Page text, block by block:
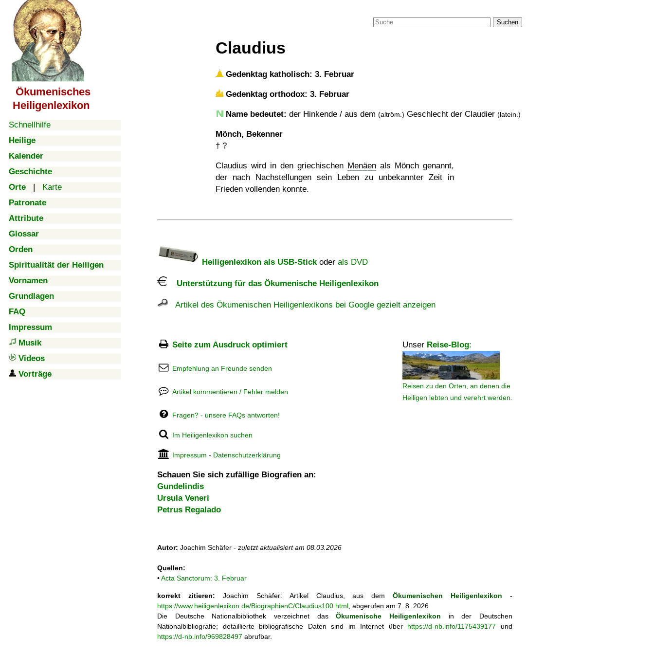
Ökumenisches
Heiligenlexikon
Schnellhilfe
Heilige
Kalender
Geschichte
Orte | Karte
Patronate
Attribute
Glossar
Orden
Spiritualität der Heiligen
Vornamen
Grundlagen
FAQ
Impressum
Musik
Videos
Vorträge
Suchen
Claudius
Gedenktag katholisch: 3. Februar
Gedenktag orthodox: 3. Februar
Name bedeutet: der Hinkende / aus dem (altröm.) Geschlecht der Claudier (latein.)
Mönch, Bekenner
† ?
Claudius wird in den griechischen Menäen als Mönch genannt,
der nach Nachstellungen sein Leben zu unbekannter Zeit in
Frieden vollenden konnte.
Heiligenlexikon als USB-Stickoder als DVD
Unterstützung für das Ökumenische Heiligenlexikon
Artikel des Ökumenischen Heiligenlexikons bei Google gezielt anzeigen
Seite zum Ausdruck optimiert Unser Reise-Blog:
Reisen zu den Orten, an denen die
Heiligen lebten und verehrt werden.
Empfehlung an Freunde senden
Artikel kommentieren / Fehler melden
Fragen? - unsere FAQs antworten!
Im Heiligenlexikon suchen
Impressum - Datenschutzerklärung
Schauen Sie sich zufällige Biografien an:
Gundelindis
Ursula Veneri
Petrus Regalado
Autor: Joachim Schäfer - zuletzt aktualisiert am 08.03.2026
Quellen:
•Acta Sanctorum: 3. Februar
korrekt zitieren: Joachim Schäfer: Artikel Claudius, aus demÖkumenischen Heiligenlexikon -
https://www.heiligenlexikon.de/BiographienC/Claudius100.html , abgerufen am 7. 8. 2026
Die Deutsche Nationalbibliothek verzeichnet dasÖkumenische Heiligenlexikon in der Deutschen
Nationalbibliografie; detaillierte bibliografische Daten sind im Internet über https://d-nb.info/1175439177 und
https://d-nb.info/969828497 abrufbar.